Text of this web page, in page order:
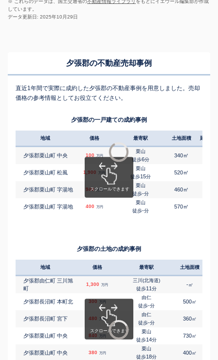
※ これらのデータは、国土交通省の不動産情報ライブラリ をもとにイエウール編集部が作成
しています。
データ更新日: 2025年10月29日
夕張郡の不動産売却事例
直近1年間で実際に成約した夕張郡の不動産事例を用意しました。売却
価格の参考情報としてお役立てください。
夕張郡の一戸建ての成約事例
地域 価格 最寄駅 土地面積 延床面
夕張郡栗山町 中央 100 万円
栗山
徒歩6分
340㎡
夕張郡栗山町 松風 1,900 万円
栗山
徒歩15分
520㎡
夕張郡栗山町 字湯地 940 万円
栗山
徒歩-分
460㎡
夕張郡栗山町 字湯地 400 万円
栗山
徒歩-分
570㎡
夕張郡の土地の成約事例
地域 価格 最寄駅 土地面積
夕張郡由仁町 三川旭
町
1,300 万円
三川(北海道)
徒歩11分
-㎡
夕張郡長沼町 本町北 300 万円
由仁
徒歩-分
500㎡
夕張郡長沼町 宮下 480 万円
由仁
徒歩-分
360㎡
夕張郡栗山町 中央 840 万円
栗山
徒歩14分
730㎡
夕張郡栗山町 中央 380 万円
栗山
徒歩18分
400㎡